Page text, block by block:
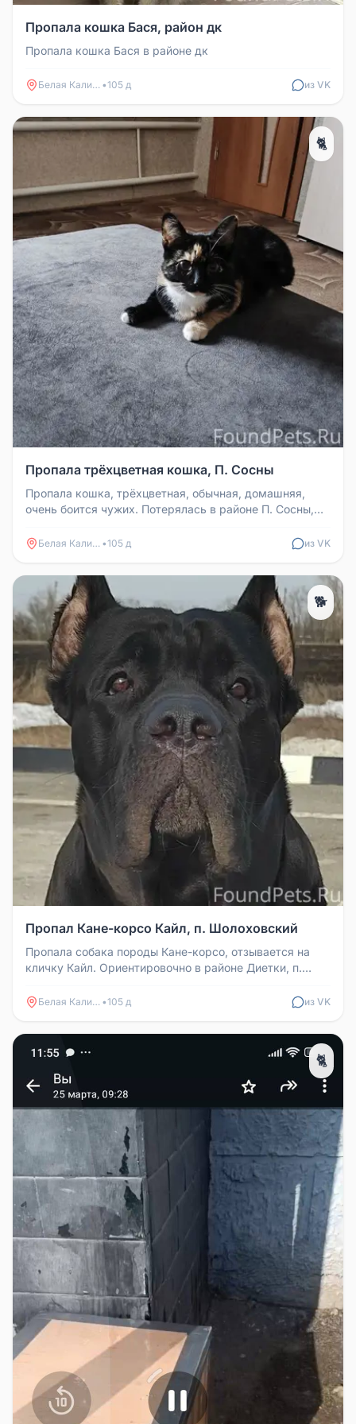
Пропала кошка Бася, район дк
Пропала кошка Бася в районе дк
Белая Калитва •105 д из VK
🐈
Пропала трёхцветная кошка, П. Сосны
Пропала кошка, трёхцветная, обычная, домашняя,
очень боится чужих. Потерялась в районе П. Сосны,
Белая Калитва •105 д из VK
🐕
Пропал Кане-корсо Кайл, п. Шолоховский
Пропала собака породы Кане-корсо, отзывается на
кличку Кайл. Ориентировочно в районе Диетки, п.
Белая Калитва •105 д из VK
🐈